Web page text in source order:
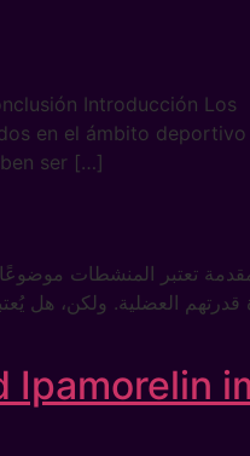
Introducción Los
en el ámbito deportivo
ser […]
تعتبر المنشطات موضوعًا
قدرتهم العضلية. ولكن، هل
Ipamorelin